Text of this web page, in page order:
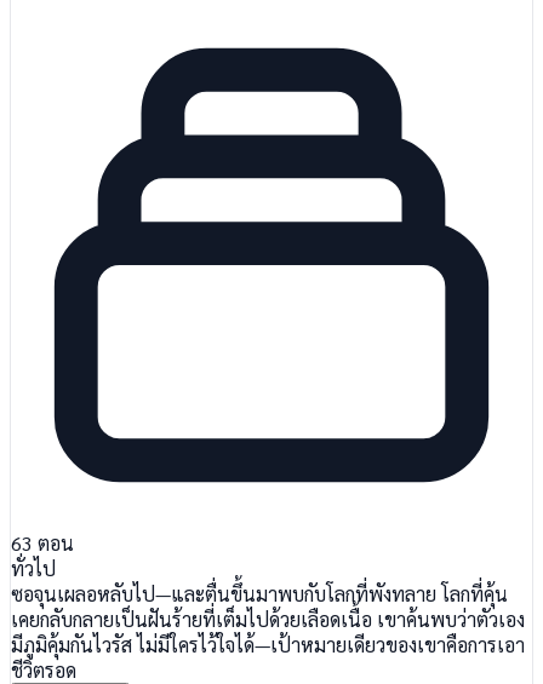
63 ตอน
ทั่วไป
ซอจุนเผลอหลับไป—และตื่นขึ้นมาพบกับโลกที่พังทลาย โลกที่คุ้น
เคยกลับกลายเป็นฝันร้ายที่เต็มไปด้วยเลือดเนื้อ เขาค้นพบว่าตัวเอง
มีภูมิคุ้มกันไวรัส ไม่มีใครไว้ใจได้—เป้าหมายเดียวของเขาคือการเอา
ชีวิตรอด